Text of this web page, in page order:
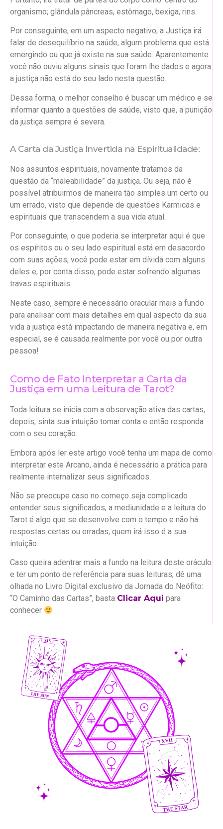
organismo; glândula pâncreas, estômago, bexiga, rins.
Por conseguinte, em um aspecto negativo, a Justiça irá
falar de desequilíbrio na saúde, algum problema que está
emergindo ou que já existe na sua saúde. Aparentemente
você não ouviu alguns sinais que foram lhe dados e agora
a justiça não está do seu lado nesta questão.
Dessa forma, o melhor conselho é buscar um médico e se
informar quanto a questões de saúde, visto que, a punição
da justiça sempre é severa.
A Carta da Justiça Invertida na Espiritualidade:
Nos assuntos espirituais, novamente tratamos da
questão da “maleabilidade” da justiça. Ou seja, não é
possível atribuirmos de maneira tão simples um certo ou
um errado, visto que depende de questões Karmicas e
espirituais que transcendem a sua vida atual.
Por conseguinte, o que poderia se interpretar aqui é que
os espíritos ou o seu lado espiritual está em desacordo
com suas ações, você pode estar em dívida com alguns
deles e, por conta disso, pode estar sofrendo algumas
travas espirituais.
Neste caso, sempre é necessário oracular mais a fundo
para analisar com mais detalhes em qual aspecto da sua
vida a justiça está impactando de maneira negativa e, em
especial, se é causada realmente por você ou por outra
pessoa!
Como de Fato Interpretar a Carta da
Justiça em uma Leitura de Tarot?
Toda leitura se inicia com a observação ativa das cartas,
depois, sinta sua intuição tomar conta e então responda
com o seu coração.
Embora após ler este artigo você tenha um mapa de como
interpretar este Arcano, ainda é necessário a prática para
realmente internalizar seus significados.
Não se preocupe caso no começo seja complicado
entender seus significados, a mediunidade e a leitura do
Tarot é algo que se desenvolve com o tempo e não há
respostas certas ou erradas, quem irá isso é a sua
intuição.
Caso queira adentrar mais a fundo na leitura deste oráculo
e ter um ponto de referência para suas leituras, dê uma
olhada no Livro Digital exclusivo da Jornada do Neófito:
“O Caminho das Cartas”, basta Clicar Aqui para
conhecer